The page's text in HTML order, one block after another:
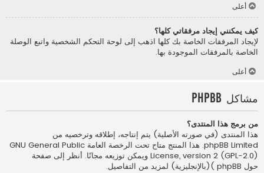
أعلى
كيف يمكنني إيجاد مرفقاتي كلها؟
لإيجاد المرفقات الخاصة بك كلها اذهب إلى لوحة التحكم الشخصية واتبع الوصلة
الخاصة بالمرفقات الموجودة بها.
أعلى
مشاكل phpBB
من برمج هذا المنتدى؟
هذا المنتدى (في صورته الأصلية) يتم إنتاجه، إطلاقه وترخصيه من
phpBB Limited
. هذا المنتج متاح تحت الرخصة العامة GNU General Public
License, version 2 (GPL-2.0) ويمكن توزيعه مجانًا. أنظر إلى صفحة
حول phpBB )(بالإنجليزية)
لمزيد من التفاصيل.